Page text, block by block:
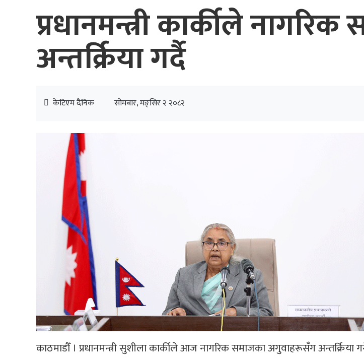
प्रधानमन्त्री कार्कीले
अन्तर्क्रिया गर्दै
केटिएम दैनिक सोमबार, मङ्सिर २ २०८२
काठमाडौँ । प्रधानमन्त्री सुशीला कार्कीले आज नागरिक समाजका अगुवाहरूसँग अन्तर्क्रिया